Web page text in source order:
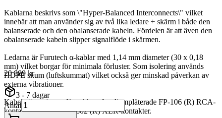
Kablarna beskrivs som \"Hyper-Balanced Interconnects\" vilket
innebär att man använder sig av två lika ledare + skärm i både den
balanserade och den obalanserade kabeln. Fördelen är att även den
obalanserade kabeln slipper signalflöde i skärmen.
Ledarna är Furutech α-kablar med 1,14 mm diameter (30 x 0,18
mm) vilket borgar för minimala förluster. Som isolering används
HDPE skum (luftskummat) vilket också ger minskad påverkan av
externa vibrationer.
Kabeln är antingen försedd med rodiumpläterade FP-106 (R) RCA-
kontakter eller FP-601/602 (R) XLR-kontakter.
20 889 kr
3 - 7 dagar
Antal